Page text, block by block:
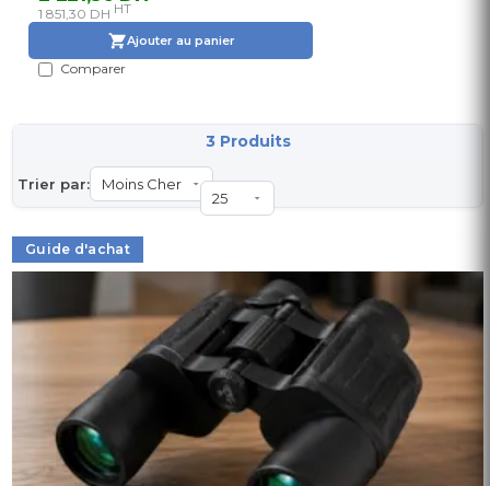
1 851,30 DH HT
Ajouter au panier
Comparer
Trier par:
3 Produits
Guide d'achat